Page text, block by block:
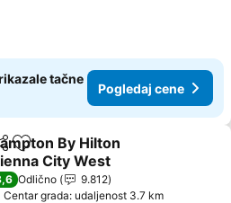
tačne
Pogledaj cene
Dodati u favorite
By Hilton
City West
cene
Odlično
9.812
Centar grada: udaljenost 3.7 km